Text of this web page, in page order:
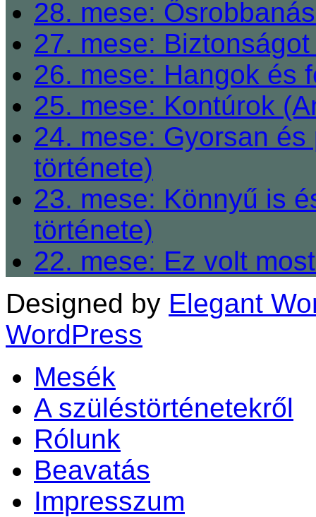
28. mese:
27. mese:
26. mese: Hangok és
25. mese: Kontúrok
24. mese: Gyorsan
története)
23. mese: Könnyű is
története)
22. mese: Ez volt
Designed by Elegant
WordPress
Mesék
A szüléstörténetekről
Rólunk
Beavatás
Impresszum